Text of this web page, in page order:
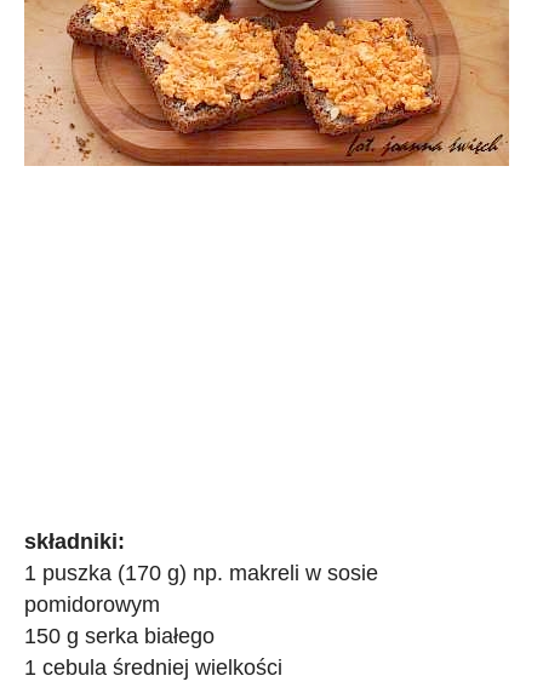
składniki:
1 puszka (170 g) np. makreli w sosie
pomidorowym
150 g serka białego
1 cebula średniej wielkości